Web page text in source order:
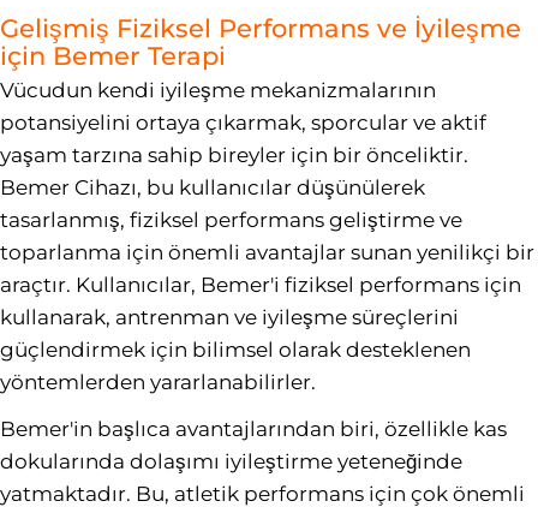
Gelişmiş Fiziksel Performans ve İyileşme
için Bemer Terapi
Vücudun kendi iyileşme mekanizmalarının
potansiyelini ortaya çıkarmak, sporcular ve aktif
yaşam tarzına sahip bireyler için bir önceliktir.
Bemer Cihazı, bu kullanıcılar düşünülerek
tasarlanmış, fiziksel performans geliştirme ve
toparlanma için önemli avantajlar sunan yenilikçi bir
araçtır. Kullanıcılar, Bemer'i fiziksel performans için
kullanarak, antrenman ve iyileşme süreçlerini
güçlendirmek için bilimsel olarak desteklenen
yöntemlerden yararlanabilirler.
Bemer'in başlıca avantajlarından biri, özellikle kas
dokularında dolaşımı iyileştirme yeteneğinde
yatmaktadır. Bu, atletik performans için çok önemli